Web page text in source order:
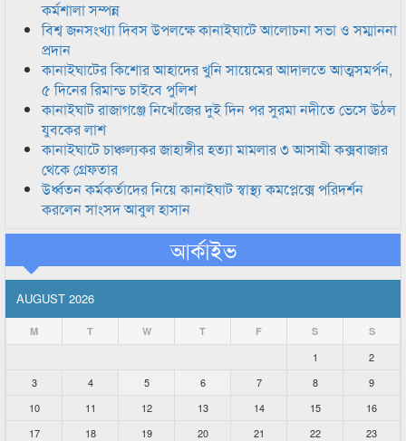
কর্মশালা সম্পন্ন
বিশ্ব জনসংখ্যা দিবস উপলক্ষে কানাইঘাটে আলোচনা সভা ও সম্মাননা
প্রদান
কানাইঘাটের কিশোর আহাদের খুনি সায়েমের আদালতে আত্মসমর্পন,
৫ দিনের রিমান্ড চাইবে পুলিশ
কানাইঘাট রাজাগঞ্জে নিখোঁজের দুই দিন পর সুরমা নদীতে ভেসে উঠল
যুবকের লাশ
কানাইঘাটে চাঞ্চল্যকর জাহাঙ্গীর হত্যা মামলার ৩ আসামী কক্সবাজার
থেকে গ্রেফতার
উর্ধ্বতন কর্মকর্তাদের নিয়ে কানাইঘাট স্বাস্থ্য কমপ্লেক্সে পরিদর্শন
করলেন সাংসদ আবুল হাসান
আর্কাইভ
AUGUST 2026
M T W T F S S
1
2
3
4 5 6 7 8
9
10
11 12 13 14 15
16
17
18 19 20 21 22 23